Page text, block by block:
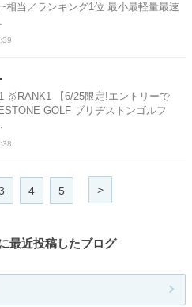
相当／ランキング1位 最小最軽量最速
🥇RANK1 【6/25限定!エントリーで
GOLF ブリヂストンゴルフ
4 5 >
最近投稿したブログ